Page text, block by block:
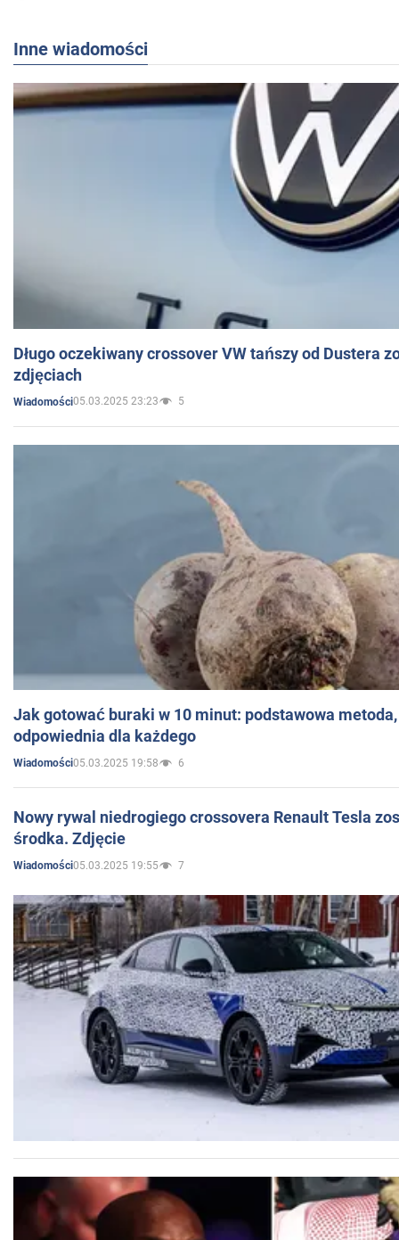
Inne wiadomości
Długo oczekiwany crossover VW tańszy od Dustera
zdjęciach
Wiadomości05.03.2025 23:23 5
Jak gotować buraki w 10 minut: podstawowa
odpowiednia dla każdego
Wiadomości05.03.2025 19:58 6
Nowy rywal niedrogiego crossovera Renault Tesla
środka. Zdjęcie
Wiadomości05.03.2025 19:55 7